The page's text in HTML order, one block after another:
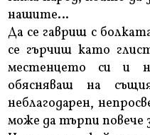
нашите…
Да се гавриш с
се гърчиш като
местенцето си и
обясняваш на
неблагодарен,
може да търпи повече